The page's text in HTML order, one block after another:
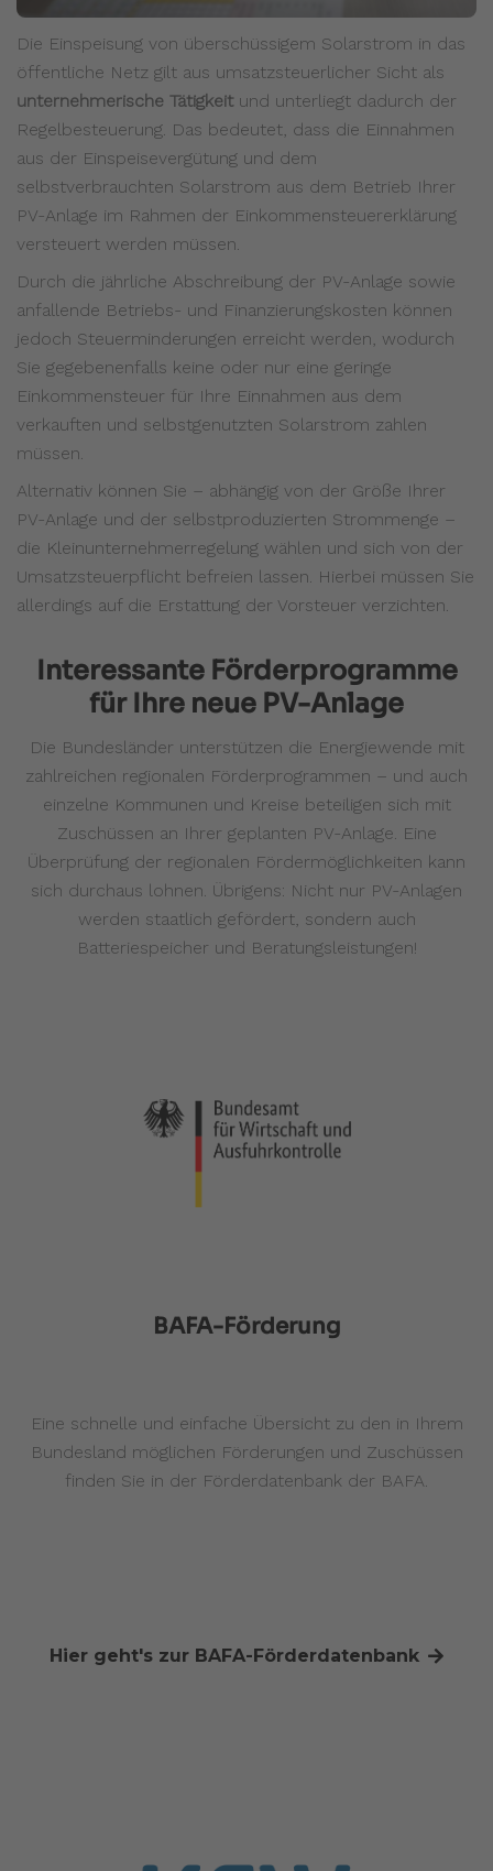
Die Einspeisung von überschüssigem Solarstrom in das
öffentliche Netz gilt aus umsatzsteuerlicher Sicht als
unternehmerische Tätigkeit und unterliegt dadurch der
Regelbesteuerung. Das bedeutet, dass die Einnahmen
aus der Einspeisevergütung und dem
selbstverbrauchten Solarstrom aus dem Betrieb Ihrer
PV-Anlage im Rahmen der Einkommensteuererklärung
versteuert werden müssen.
Durch die jährliche Abschreibung der PV-Anlage sowie
anfallende Betriebs- und Finanzierungskosten können
jedoch Steuerminderungen erreicht werden, wodurch
Sie gegebenenfalls keine oder nur eine geringe
Einkommensteuer für Ihre Einnahmen aus dem
verkauften und selbstgenutzten Solarstrom zahlen
müssen.
Alternativ können Sie – abhängig von der Größe Ihrer
PV-Anlage und der selbstproduzierten Strommenge –
die Kleinunternehmerregelung wählen und sich von der
Umsatzsteuerpflicht befreien lassen. Hierbei müssen Sie
allerdings auf die Erstattung der Vorsteuer verzichten.
Interessante Förderprogramme
für Ihre neue PV-Anlage
Die Bundesländer unterstützen die Energiewende mit
zahlreichen regionalen Förderprogrammen – und auch
einzelne Kommunen und Kreise beteiligen sich mit
Zuschüssen an Ihrer geplanten PV-Anlage. Eine
Überprüfung der regionalen Fördermöglichkeiten kann
sich durchaus lohnen. Übrigens: Nicht nur PV-Anlagen
werden staatlich gefördert, sondern auch
Batteriespeicher und Beratungsleistungen!
BAFA-Förderung
Eine schnelle und einfache Übersicht zu den in Ihrem
Bundesland möglichen Förderungen und Zuschüssen
finden Sie in der Förderdatenbank der BAFA.
Hier geht's zur BAFA-Förderdatenbank